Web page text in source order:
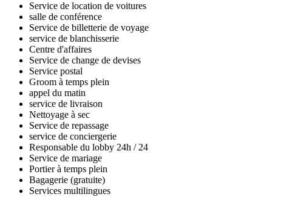
Service de location de voitures
salle de conférence
Service de billetterie de voyage
service de blanchisserie
Centre d'affaires
Service de change de devises
Service postal
Groom à temps plein
appel du matin
service de livraison
Nettoyage à sec
Service de repassage
service de conciergerie
Responsable du lobby 24h / 24
Service de mariage
Portier à temps plein
Bagagerie (gratuite)
Services multilingues